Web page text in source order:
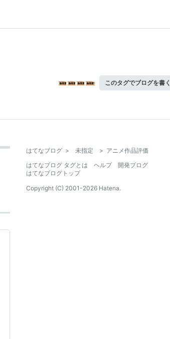
このタグでブログを書く
はてなブログ > 未指定 > アニメ作品評価
はてなブログ タグとは
ヘルプ
開発ブログ
はてなブログトップ
Copyright (C) 2001-2026 Hatena.